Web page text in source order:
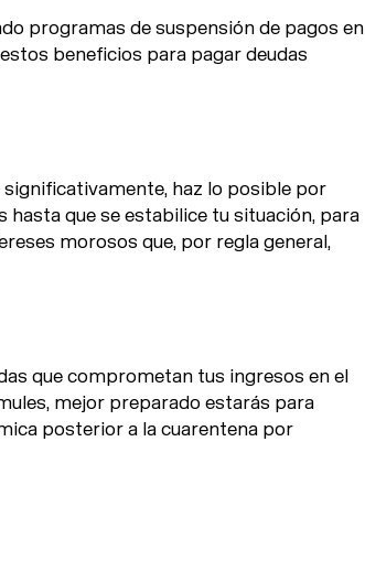
programas de suspensión de pagos en
beneficios para pagar deudas
haz lo posible por
que se estabilice tu situación, para
morosos que, por regla general,
que comprometan tus ingresos en el
mejor preparado estarás para
posterior a la cuarentena por